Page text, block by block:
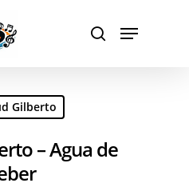
to close
Gilberto
– Agua de